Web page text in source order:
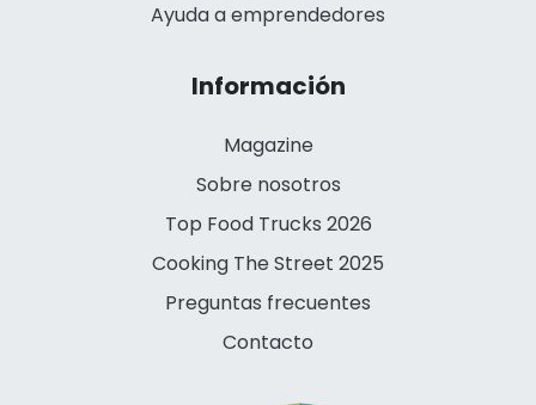
Ayuda a emprendedores
Información
Magazine
Sobre nosotros
Top Food Trucks 2026
Cooking The Street 2025
Preguntas frecuentes
Contacto